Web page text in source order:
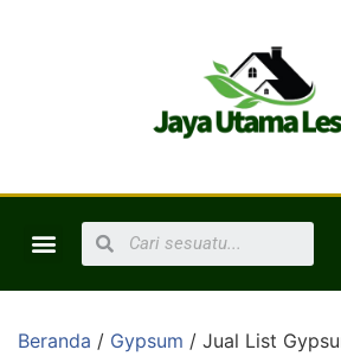
Beranda / Gypsum / Jual List